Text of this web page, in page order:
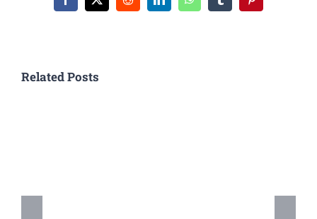
Facebook
X RedditLinkedInWhatsAppTumblrPinterest
Related Posts